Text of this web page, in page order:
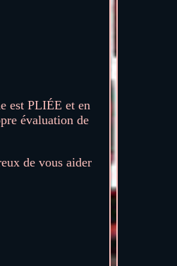
est PLIÉE et en
évaluation de
de vous aider